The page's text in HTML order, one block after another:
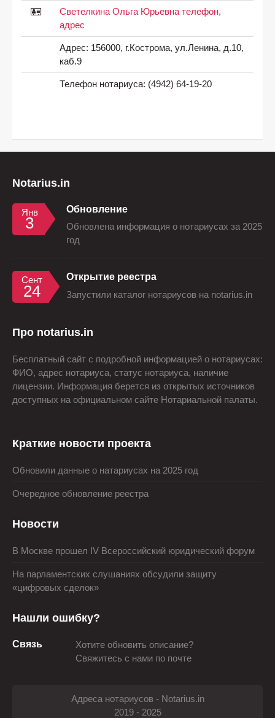
Светелкина Ольга Юрьевна телефон,
адрес
Адрес: 156000, г.Кострома, ул.Ленина, д.10,
каб.9
Телефон нотариуса: (4942) 64-19-20
Notarius.in
Янв
3
Обновление
Обновлена информация о нотариусах за 2025
год
Сент
24
Открытие реестра
Запустили каталог нотариусов на notarius.in
Про notarius.in
Бесплатный сайт с подробной информацией о нотариусах:
ФИО, адрес нотариуса, статус нотариуса, наличие
лицензии. Информация берется из открытых источников
доступных на официальном сайте Нотариальной палаты.
Краткие новости проекта
Обновили данные о натариусах на 2025 год
Очередное обновление реестра
Новости
В Москве прошел IV Всероссийский юридический форум
На парламентских слушаниях обсудили защиту
«цифровых сделок»
Нашли ошибку?
Связь
Хотите обновить описание?
Свяжитесь с нами по почте
Адреса нотариусов - Notarius.in
2019 - 2025